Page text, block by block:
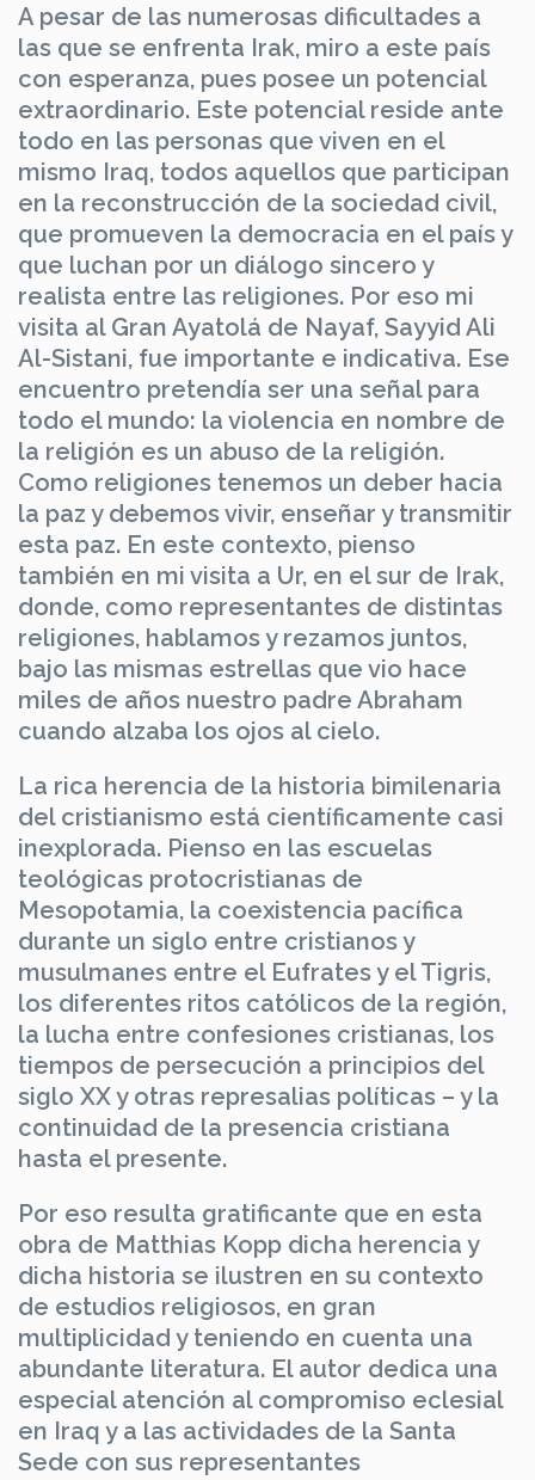
A pesar de las numerosas dificultades a
las que se enfrenta Irak, miro a este país
con esperanza, pues posee un potencial
extraordinario. Este potencial reside ante
todo en las personas que viven en el
mismo Iraq, todos aquellos que participan
en la reconstrucción de la sociedad civil,
que promueven la democracia en el país y
que luchan por un diálogo sincero y
realista entre las religiones. Por eso mi
visita al Gran Ayatolá de Nayaf, Sayyid Ali
Al-Sistani, fue importante e indicativa. Ese
encuentro pretendía ser una señal para
todo el mundo: la violencia en nombre de
la religión es un abuso de la religión.
Como religiones tenemos un deber hacia
la paz y debemos vivir, enseñar y transmitir
esta paz. En este contexto, pienso
también en mi visita a Ur, en el sur de Irak,
donde, como representantes de distintas
religiones, hablamos y rezamos juntos,
bajo las mismas estrellas que vio hace
miles de años nuestro padre Abraham
cuando alzaba los ojos al cielo.
La rica herencia de la historia bimilenaria
del cristianismo está científicamente casi
inexplorada. Pienso en las escuelas
teológicas protocristianas de
Mesopotamia, la coexistencia pacífica
durante un siglo entre cristianos y
musulmanes entre el Eufrates y el Tigris,
los diferentes ritos católicos de la región,
la lucha entre confesiones cristianas, los
tiempos de persecución a principios del
siglo XX y otras represalias políticas – y la
continuidad de la presencia cristiana
hasta el presente.
Por eso resulta gratificante que en esta
obra de Matthias Kopp dicha herencia y
dicha historia se ilustren en su contexto
de estudios religiosos, en gran
multiplicidad y teniendo en cuenta una
abundante literatura. El autor dedica una
especial atención al compromiso eclesial
en Iraq y a las actividades de la Santa
Sede con sus representantes